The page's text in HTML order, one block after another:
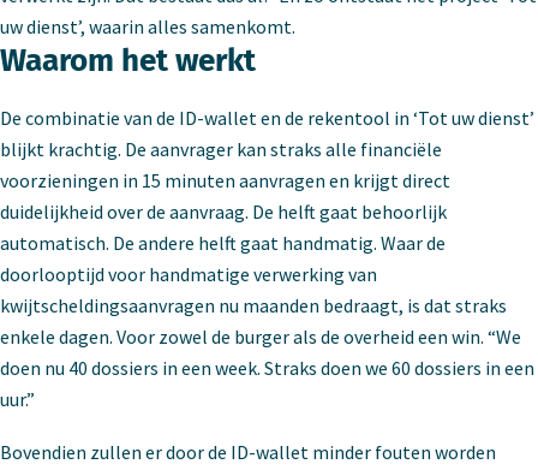
uw dienst’, waarin alles samenkomt.
Waarom het werkt
De combinatie van de ID-wallet en de rekentool in ‘Tot uw dienst’
blijkt krachtig. De aanvrager kan straks alle financiële
voorzieningen in 15 minuten aanvragen en krijgt direct
duidelijkheid over de aanvraag. De helft gaat behoorlijk
automatisch. De andere helft gaat handmatig. Waar de
doorlooptijd voor handmatige verwerking van
kwijtscheldingsaanvragen nu maanden bedraagt, is dat straks
enkele dagen. Voor zowel de burger als de overheid een win. “We
doen nu 40 dossiers in een week. Straks doen we 60 dossiers in een
uur.”
Bovendien zullen er door de ID-wallet minder fouten worden